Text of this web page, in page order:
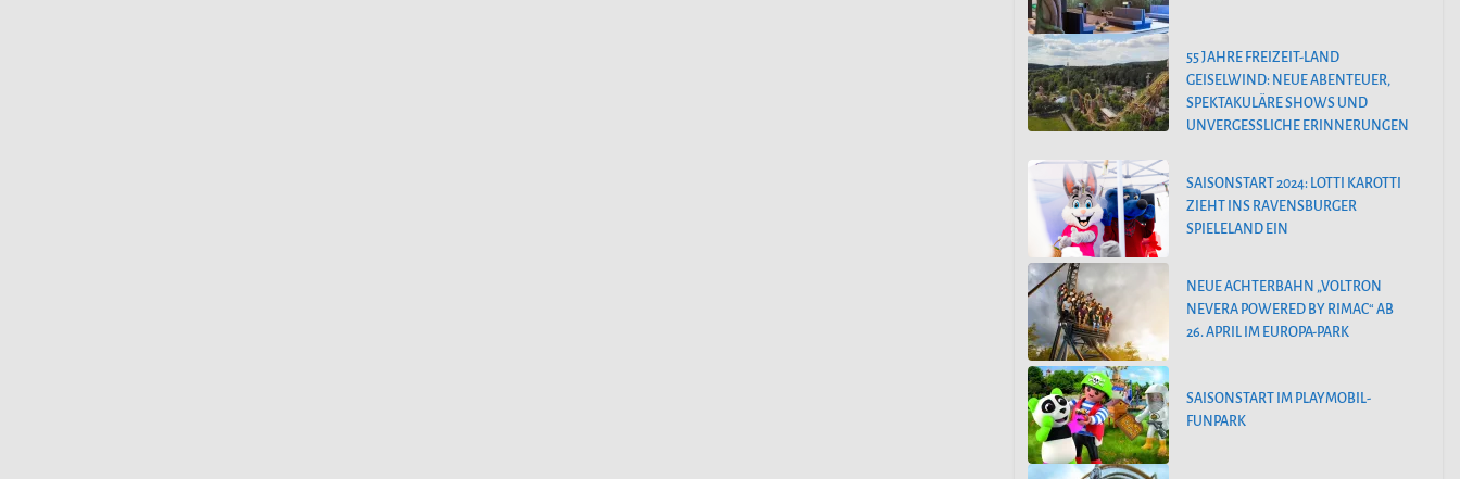
55 JAHRE FREIZEIT-LAND
GEISELWIND: NEUE ABENTEUER,
SPEKTAKULÄRE SHOWS UND
UNVERGESSLICHE ERINNERUNGEN
SAISONSTART 2024: LOTTI KAROTTI
ZIEHT INS RAVENSBURGER
SPIELELAND EIN
NEUE ACHTERBAHN „VOLTRON
NEVERA POWERED BY RIMAC“ AB
26. APRIL IM EUROPA-PARK
SAISONSTART IM PLAYMOBIL-
FUNPARK